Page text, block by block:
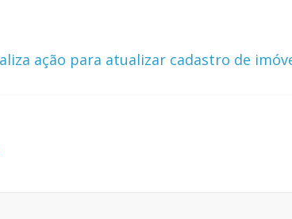
ação para atualizar cadastro de